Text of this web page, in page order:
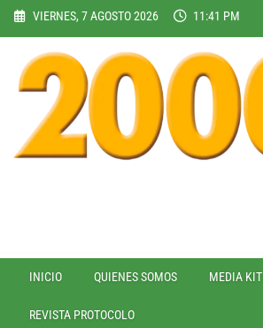
Skip
content
VIERNES, 7 AGOSTO 2026 11:41 PM
INICIO QUIENES SOMOS MEDIA KIT
REVISTA PROTOCOLO